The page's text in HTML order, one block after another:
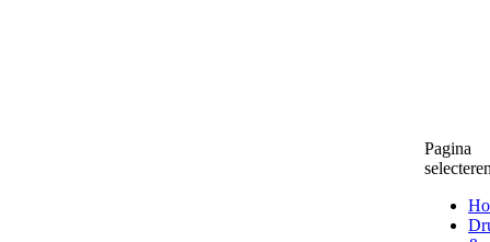
Pagina